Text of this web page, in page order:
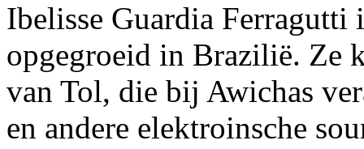
Ibelisse Guardia
opgegroeid in Brazilië. Ze
van Tol, die bij Awichas
en andere elektroinsche